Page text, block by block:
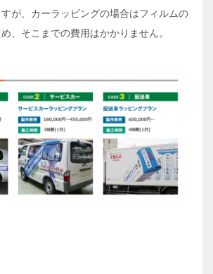
が、カーラッピングの場合はフィルムの
、そこまでの費用はかかりません。